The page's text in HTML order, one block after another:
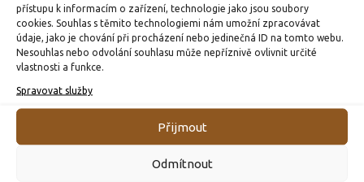
přístupu k informacím o zařízení, technologie jako jsou soubory
cookies. Souhlas s těmito technologiemi nám umožní zpracovávat
údaje, jako je chování při procházení nebo jedinečná ID na tomto webu.
Nesouhlas nebo odvolání souhlasu může nepříznivě ovlivnit určité
vlastnosti a funkce.
Spravovat služby
Přijmout
Odmítnout